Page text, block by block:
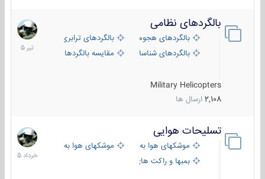
بالگردهای نظامی
بالگردهای هجومی
بالگردهای ترابری
بالگردهای شناسایی
مقایسه بالگردها
Military Helicopters
2,108 ارسال ها
22
تیر
1405
تسلیحات هوایی
موشکهای هوا به هوا
موشکهای هوا به سطح
بمبها و راکت های هوایی
30
خرداد
1405